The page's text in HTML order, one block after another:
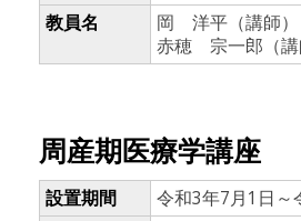
教員名
岡 洋平（講師）
赤穂 宗一郎（講
周産期医療学講座
設置期間
令和3年7月1日～